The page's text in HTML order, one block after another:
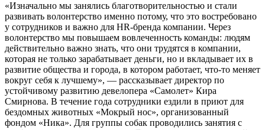
«Изначально мы занялись благотворительностью и стали
развивать волонтерство именно потому, что это востребовано
у сотрудников и важно для HR-бренда компании. Через
волонтерство мы повышаем вовлеченность команды: людям
действительно важно знать, что они трудятся в компании,
которая не только зарабатывает деньги, но и вкладывает их в
развитие общества и города, в котором работает, что-то меняет
вокруг себя к лучшему», — рассказывает директор по
устойчивому развитию девелопера «Самолет» Кира
Смирнова. В течение года сотрудники ездили в приют для
бездомных животных «Мокрый нос», организованный
фондом «Ника». Для группы собак проводились занятия с